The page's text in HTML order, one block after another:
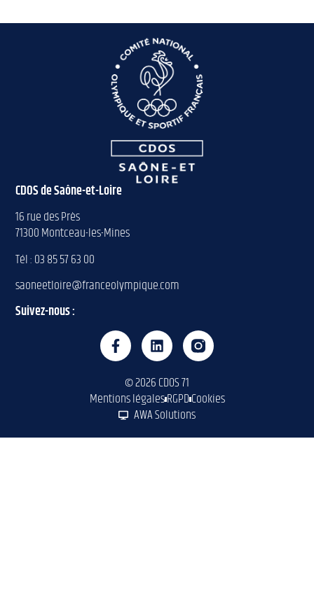
CDOS de Saône-et-Loire
16 rue des Près
71300 Montceau-les-Mines
Tél : 03 85 57 63 00
saoneetloire@franceolympique.com
Suivez-nous :
© 2026 CDOS 71
Mentions légalesRGPDCookies
AWA Solutions